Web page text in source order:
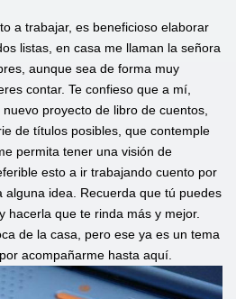
a trabajar, es beneficioso elaborar
listas, en casa me llaman la señora
aunque sea de forma muy
contar. Te confieso que a mí,
proyecto de libro de cuentos,
de títulos posibles, que contemple
permita tener una visión de
esto a ir trabajando cuento por
alguna idea. Recuerda que tú puedes
hacerla que te rinda más y mejor.
de la casa, pero ese ya es un tema
acompañarme hasta aquí.